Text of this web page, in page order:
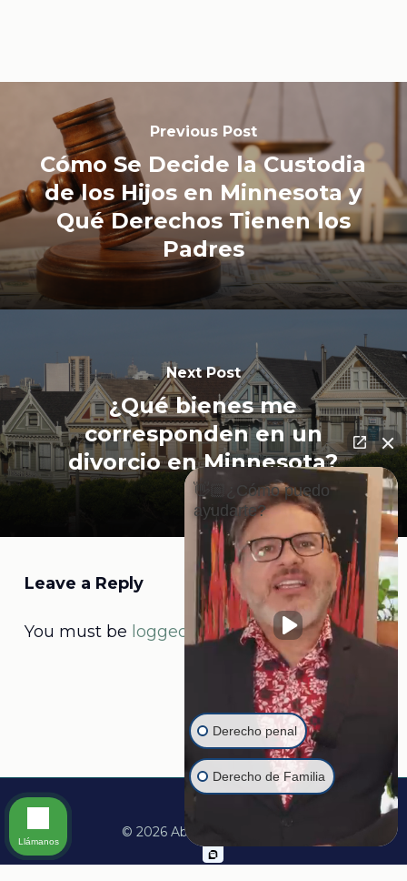
Previous Post
Cómo Se Decide la Custodia
de los Hijos en Minnesota y
Qué Derechos Tienen los
Padres
Next Post
¿Qué bienes me
corresponden en un
divorcio en Minnesota?
Leave a Reply
You must be logged into post a comment.
© 2026 Abogado Martine.
👋🏼¿Cómo puedo
ayudarte?
Derecho penal
Derecho de Familia
Llámanos